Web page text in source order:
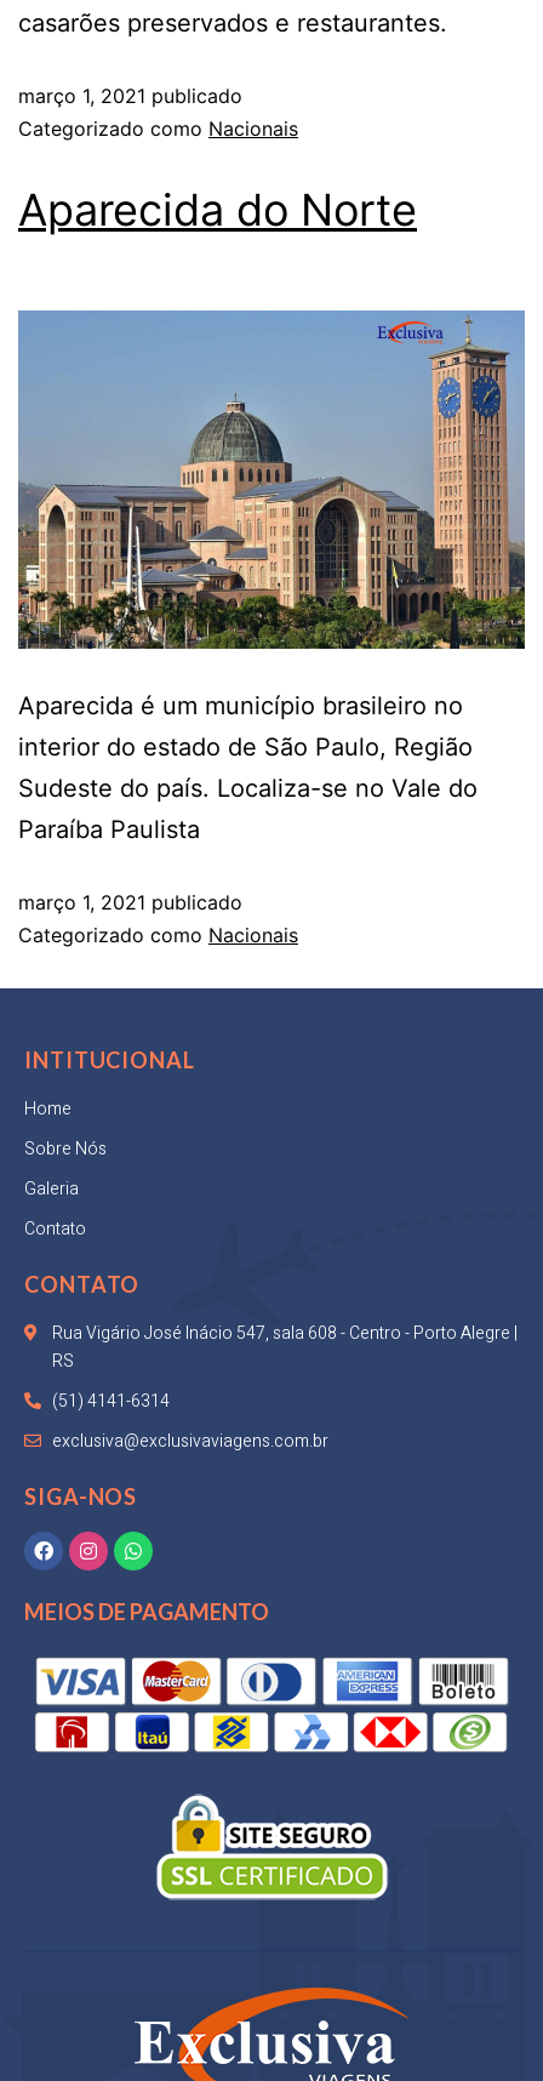
casarões preservados e restaurantes.
março 1, 2021 publicado
Categorizado como Nacionais
Aparecida do Norte
Aparecida é um município brasileiro no
interior do estado de São Paulo, Região
Sudeste do país. Localiza-se no Vale do
Paraíba Paulista
março 1, 2021 publicado
Categorizado como Nacionais
INTITUCIONAL
Home
Sobre Nós
Galeria
Contato
CONTATO
Rua Vigário José Inácio 547, sala 608 - Centro - Porto Alegre |
RS
(51) 4141-6314
exclusiva@exclusivaviagens.com.br
SIGA-NOS
MEIOS DE PAGAMENTO